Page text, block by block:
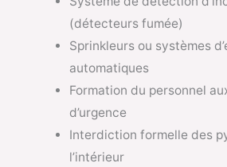
(détecteurs fumée)
Sprinkleurs ou systèmes
automatiques
Formation du personnel
d’urgence
Interdiction formelle des
l’intérieur